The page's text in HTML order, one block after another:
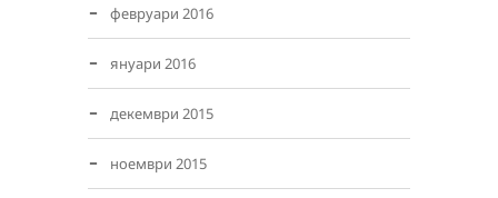
февруари 2016
януари 2016
декември 2015
ноември 2015